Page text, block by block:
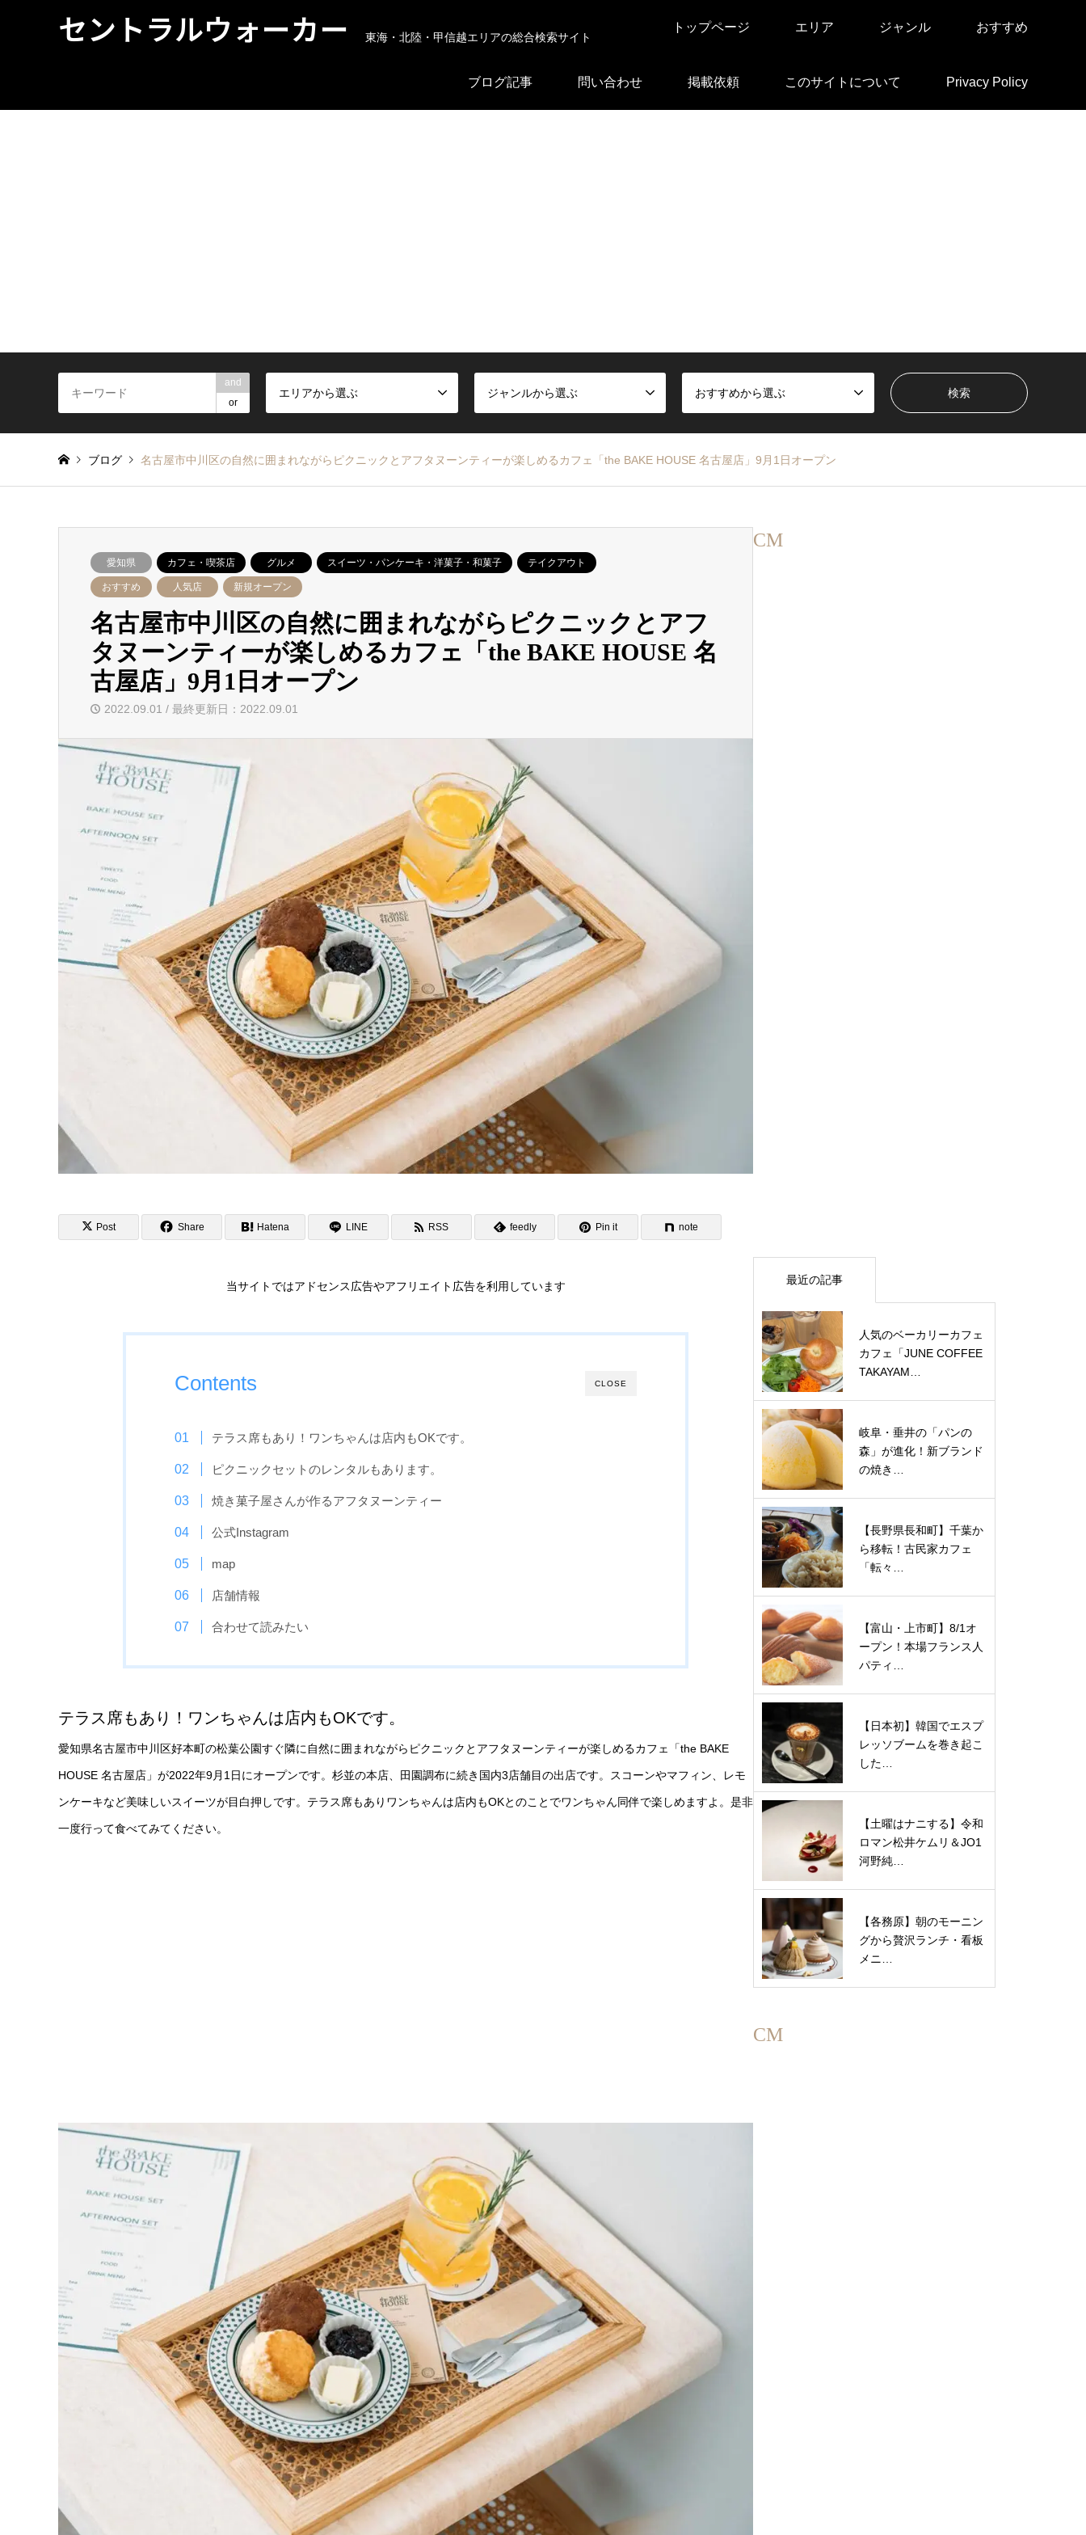
セントラルウォーカー 東海・北陸・甲信越エリアの総合検索サイト
トップページ エリア ジャンル おすすめ
ブログ記事 問い合わせ 掲載依頼 このサイトについて Privacy Policy
and
or
エリアから選ぶ ジャンルから選ぶ おすすめから選ぶ
ブログ 名古屋市中川区の自然に囲まれながらピクニックとアフタヌーンティーが楽しめるカフェ「the BAKE HOUSE 名古屋店」9月1日オープン
愛知県 カフェ・喫茶店 グルメ スイーツ・パンケーキ・洋菓子・和菓子 テイクアウト
おすすめ 人気店 新規オープン
名古屋市中川区の自然に囲まれながらピクニックとアフ
タヌーンティーが楽しめるカフェ「the BAKE HOUSE 名
古屋店」9月1日オープン
2022.09.01 / 最終更新日：2022.09.01
Post Share Hatena LINE RSS feedly Pin it note
当サイトではアドセンス広告やアフリエイト広告を利用しています
CLOSE
Contents
テラス席もあり！ワンちゃんは店内もOKです。
ピクニックセットのレンタルもあります。
焼き菓子屋さんが作るアフタヌーンティー
公式Instagram
map
店舗情報
合わせて読みたい
テラス席もあり！ワンちゃんは店内もOKです。
愛知県名古屋市中川区好本町の松葉公園すぐ隣に自然に囲まれながらピクニックとアフタヌーンティーが楽しめるカフェ「the BAKE
HOUSE 名古屋店」が2022年9月1日にオープンです。杉並の本店、田園調布に続き国内3店舗目の出店です。スコーンやマフィン、レモ
ンケーキなど美味しいスイーツが目白押しです。テラス席もありワンちゃんは店内もOKとのことでワンちゃん同伴で楽しめますよ。是非
一度行って食べてみてください。
CM
最近の記事
人気のベーカリーカフェ
カフェ「JUNE COFFEE
TAKAYAM…
岐阜・垂井の「パンの
森」が進化！新ブランド
の焼き…
【長野県長和町】千葉か
ら移転！古民家カフェ
「転々…
【富山・上市町】8/1オ
ープン！本場フランス人
パティ…
【日本初】韓国でエスプ
レッソブームを巻き起こ
した…
【土曜はナニする】令和
ロマン松井ケムリ＆JO1
河野純…
【各務原】朝のモーニン
グから贅沢ランチ・看板
メニ…
CM